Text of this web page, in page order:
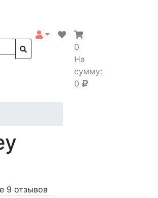
0
На
сумму:
0
9 отзывов